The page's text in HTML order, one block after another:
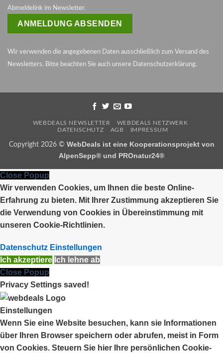
Abmeldelink im Newsletter.
Wir verwenden die angegebenen Daten ausschließlich zum Versand des
Newsletters. Bitte beachten Sie auch unsere Datenschutzerklärung.
WEBDEALS NEWSLETTER
WEBDEALS NETZWERK
DATENSCHUTZ
AGB IMPRESSUM
Copyright 2026 © WebDeals ist eine Kooperationsprojekt von
AlpenSepp® und PROnatur24®
Close Popup
Wir verwenden Cookies, um Ihnen die beste Online-
Erfahrung zu bieten. Mit Ihrer Zustimmung akzeptieren Sie
die Verwendung von Cookies in Übereinstimmung mit
unseren Cookie-Richtlinien.
Datenschutz Einstellungen
Ich akzeptiere Ich lehne ab
Close Popup
Privacy Settings saved!
Einstellungen
Wenn Sie eine Website besuchen, kann sie Informationen
über Ihren Browser speichern oder abrufen, meist in Form
von Cookies. Steuern Sie hier Ihre persönlichen Cookie-